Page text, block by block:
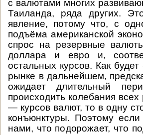
с валютами многих
Таиланда, ряда других.
явление, потому что, с
подъёма американской
спрос на резервные
доллара и евро и,
остальных курсов. Как
рынке в дальнейшем,
ожидает длительный
происходить колебания
— курсов валют, то в одну
конъюнктуры. Поэтому
нами, что подорожает, что